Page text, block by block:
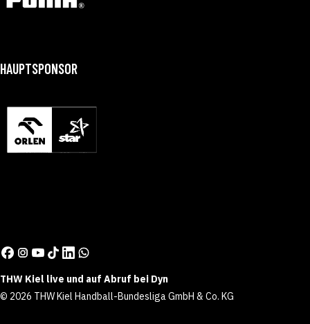
HAUPTSPONSOR
THW Kiel live und auf Abruf bei Dyn
© 2026 THW Kiel Handball-Bundesliga GmbH & Co. KG